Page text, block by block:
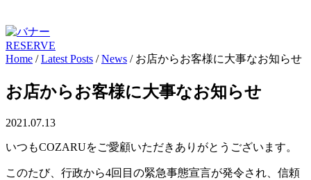
RESERVE
Home /Latest Posts /News / お店からお客様に大事なお知らせ
お店からお客様に大事なお知らせ
2021.07.13
いつもCOZARUをご愛顧いただきありがとうございます。
このたび、行政から4回目の緊急事態宣言が発令され、信頼